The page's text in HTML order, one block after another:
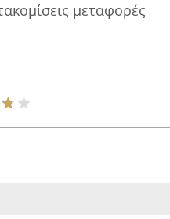
μεταφορές